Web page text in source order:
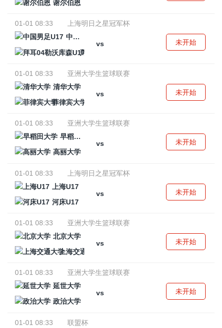
谢尔伯恩
01-01 08:33
上海明日之星冠军杯
中国男足U17
vs
拜耳04勒沃库森U17
未开始
01-01 08:33
亚洲大学生篮球联赛
清华大学
vs
菲律宾大学
未开始
01-01 08:33
亚洲大学生篮球联赛
早稻田大学
vs
高丽大学
未开始
01-01 08:33
上海明日之星冠军杯
上海U17
vs
河床U17
未开始
01-01 08:33
亚洲大学生篮球联赛
北京大学
vs
上海交通大学
未开始
01-01 08:33
亚洲大学生篮球联赛
延世大学
vs
政治大学
未开始
01-01 08:33
联盟杯